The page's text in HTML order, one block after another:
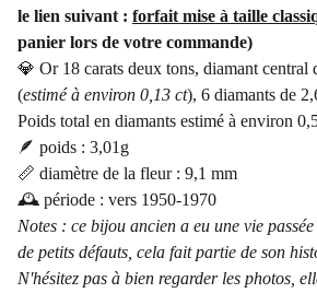
le lien suivant : forfait mise à taille
panier lors de votre commande)
💎 Or 18 carats deux tons, diamant central
(estimé à environ 0,13 ct), 6 diamants de
Poids total en diamants estimé à environ
🪶 poids : 3,01g
📏 diamètre de la fleur : 9,1 mm
🕰️ période : vers 1950-1970
Notes : ce bijou ancien a eu une vie
de petits défauts, cela fait partie de son
N'hésitez pas à bien regarder les photos,